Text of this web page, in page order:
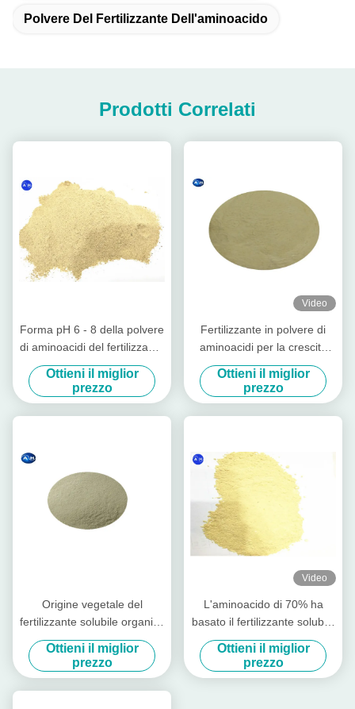
Polvere Del Fertilizzante Dell'aminoacido
Prodotti Correlati
Forma pH 6 - 8 della polvere
di aminoacidi del fertilizzante
organico 65% dell'azoto di
origine vegetale alta
Ottieni il miglior
prezzo
Video
Fertilizzante in polvere di
aminoacidi per la crescita
delle colture PH 4-6 come
condizionatore alcalino del
suolo
Ottieni il miglior
prezzo
Origine vegetale del
fertilizzante solubile organico
giallo-chiaro tutta la
piantatura dei raccolti
Ottieni il miglior
prezzo
Video
L'aminoacido di 70% ha
basato il fertilizzante solubile
in acqua del fertilizzante
100%
Ottieni il miglior
prezzo